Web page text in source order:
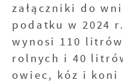
załączniki do
podatku w 2024
wynosi 110
rolnych i 40
owiec, kóz i